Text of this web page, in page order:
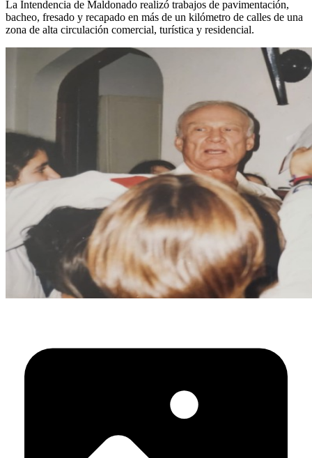
La Intendencia de Maldonado realizó trabajos de pavimentación,
bacheo, fresado y recapado en más de un kilómetro de calles de una
zona de alta circulación comercial, turística y residencial.